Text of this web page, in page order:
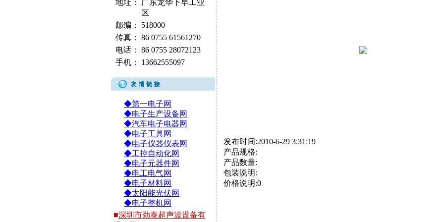
地址：
广东龙华下早工业
区
邮编：
518000
传真：
86 0755 61561270
电话：
86 0755 28072123
手机：
13662555097
◆第一电子网
◆电子生产设备网
◆汽车电子电器网
◆电子工具网
◆电子仪器仪表网
◆工控自动化网
◆电子元器件网
◆电工电气网
◆电子材料网
◆太阳能光伏网
◆电子整机网
■深圳市劲泰超声波设备有
发布时间:2010-6-29 3:31:19
产品规格:
产品数量:
包装说明:
价格说明:0